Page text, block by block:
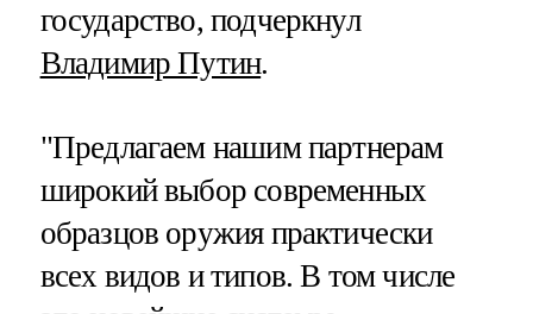
государство, подчеркнул
Владимир Путин.
"Предлагаем нашим партнерам
широкий выбор современных
образцов оружия практически
всех видов и типов. В том числе